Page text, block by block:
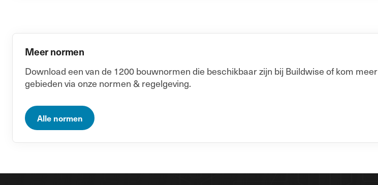
Meer normen
Download een van de 1200 bouwnormen die beschikbaar zijn bij Buildwise of kom
gebieden via onze normen & regelgeving.
Alle normen